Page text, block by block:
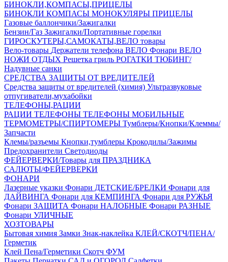
БИНОКЛИ,КОМПАСЫ,ПРИЦЕЛЫ
БИНОКЛИ КОМПАСЫ МОНОКУЛЯРЫ ПРИЦЕЛЫ
Газовые баллончики/Зажигалки
Бензин/Газ Зажигалки/Портативные горелки
ГИРОСКУТЕРЫ,САМОКАТЫ,ВЕЛО товары
Вело-товары Держатели телефона ВЕЛО Фонари ВЕЛО
НОЖИ ОТДЫХ Решетка гриль РОГАТКИ ТЮБИНГ/
Надувные санки
СРЕДСТВА ЗАЩИТЫ ОТ ВРЕДИТЕЛЕЙ
Средства защиты от вредителей (химия) Ультразвуковые
отпугиватели,мухабойки
ТЕЛЕФОНЫ,РАЦИИ
РАЦИИ ТЕЛЕФОНЫ ТЕЛЕФОНЫ МОБИЛЬНЫЕ
ТЕРМОМЕТРЫ/СПИРТОМЕРЫ Тумблеры/Кнопки/Клеммы/
Запчасти
Клемы/разъемы Кнопки,тумблеры Крокодилы/Зажимы
Предохранители Светодиоды
ФЕЙЕРВЕРКИ/Товары для ПРАЗДНИКА
САЛЮТЫ/ФЕЙЕРВЕРКИ
ФОНАРИ
Лазерные указки Фонари ДЕТСКИЕ/БРЕЛКИ Фонари для
ДАЙВИНГА Фонари для КЕМПИНГА Фонари для РУЖЬЯ
Фонари ЗАЩИТА Фонари НАЛОБНЫЕ Фонари РАЗНЫЕ
Фонари УЛИЧНЫЕ
ХОЗТОВАРЫ
Бытовая химия Замки Знак-наклейка КЛЕЙ/СКОТЧ/ПЕНА/
Герметик
Клей Пена/Герметики Скотч ФУМ